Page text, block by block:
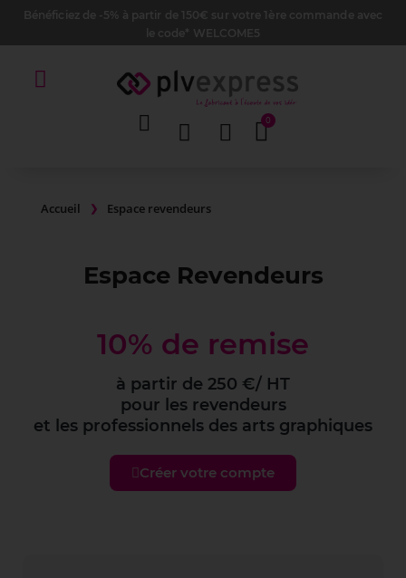
Bénéficiez de -5% à partir de 150€ sur votre 1ère commande avec
le code* WELCOME5
Accueil Espace revendeurs
Espace Revendeurs
10% de remise
à partir de 250 €/ HT
pour les revendeurs
et les professionnels des arts graphiques
Créer votre compte